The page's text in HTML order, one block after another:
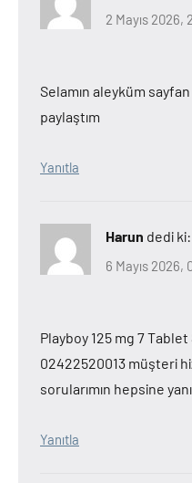
2 Mayıs 2026,
Selamın aleyküm
paylaştım
Yanıtla
Harun dedi ki:
6 Mayıs 2026,
Playboy 125 mg 7
02422520013 müşteri
sorularımın hepsine
Yanıtla